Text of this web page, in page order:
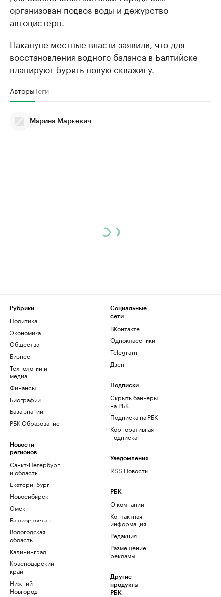
организован подвоз воды и дежурство
автоцистерн.
Накануне местные власти заявили , что для
восстановления водного баланса в Балтийске
планируют бурить новую скважину.
АвторыТеги
Марина Маркевич
Рубрики
Политика
Экономика
Общество
Бизнес
Технологии и
медиа
Финансы
Биографии
База знаний
РБК Образование
Новости
регионов
Санкт-Петербург
и область
Екатеринбург
Новосибирск
Омск
Башкортостан
Вологодская
область
Калининград
Краснодарский
край
Нижний
Новгород
Социальные
сети
ВКонтакте
Одноклассники
Telegram
Дзен
Подписки
Скрыть баннеры
на РБК
Подписка на РБК
Корпоративная
подписка
Уведомления
RSS Новости
РБК
О компании
Контактная
информация
Редакция
Размещение
рекламы
Другие
продукты
РБК